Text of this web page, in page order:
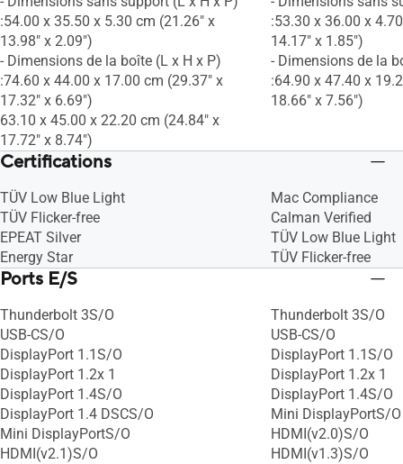
:54.00 x 35.50 x 5.30 cm (21.26" x
13.98" x 2.09")
- Dimensions de la boîte (L x H x P)
:74.60 x 44.00 x 17.00 cm (29.37" x
17.32" x 6.69")
63.10 x 45.00 x 22.20 cm (24.84" x
17.72" x 8.74")
:53.30 x 36.00 x
14.17" x 1.85")
- Dimensions de la
:64.90 x 47.40 x
18.66" x 7.56")
Certifications
TÜV Low Blue Light
TÜV Flicker-free
EPEAT Silver
Energy Star
Mac Compliance
Calman Verified
TÜV Low Blue Light
TÜV Flicker-free
Ports E/S
Thunderbolt 3S/O
USB-CS/O
DisplayPort 1.1S/O
DisplayPort 1.2x 1
DisplayPort 1.4S/O
DisplayPort 1.4 DSCS/O
Mini DisplayPortS/O
HDMI(v2.1)S/O
Thunderbolt 3S/O
USB-CS/O
DisplayPort 1.1S/O
DisplayPort 1.2x 1
DisplayPort 1.4S/O
Mini DisplayPortS/O
HDMI(v2.0)S/O
HDMI(v1.3)S/O